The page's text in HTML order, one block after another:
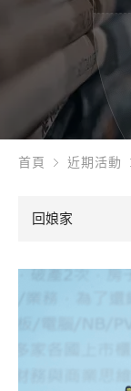
首頁 近期活動